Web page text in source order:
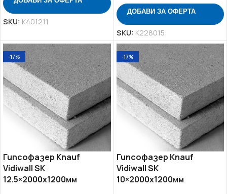
SKU: K401211
ДОБАВИ ЗА ОФЕРТА
SKU: K228015
-17%
Гипсофазер Knauf
Vidiwall SK
12.5×2000х1200мм
-17%
Гипсофазер Knauf
Vidiwall SK
10×2000х1200мм